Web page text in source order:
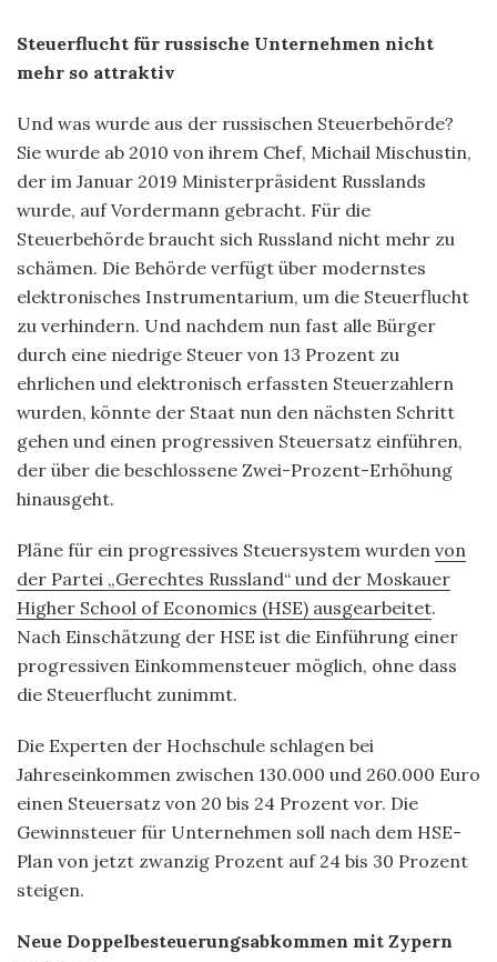
Steuerflucht für russische Unternehmen nicht
mehr so attraktiv
Und was wurde aus der russischen Steuerbehörde?
Sie wurde ab 2010 von ihrem Chef, Michail Mischustin,
der im Januar 2019 Ministerpräsident Russlands
wurde, auf Vordermann gebracht. Für die
Steuerbehörde braucht sich Russland nicht mehr zu
schämen. Die Behörde verfügt über modernstes
elektronisches Instrumentarium, um die Steuerflucht
zu verhindern. Und nachdem nun fast alle Bürger
durch eine niedrige Steuer von 13 Prozent zu
ehrlichen und elektronisch erfassten Steuerzahlern
wurden, könnte der Staat nun den nächsten Schritt
gehen und einen progressiven Steuersatz einführen,
der über die beschlossene Zwei-Prozent-Erhöhung
hinausgeht.
Pläne für ein progressives Steuersystem wurden von
der Partei „Gerechtes Russland“ und der Moskauer
Higher School of Economics (HSE) ausgearbeitet.
Nach Einschätzung der HSE ist die Einführung einer
progressiven Einkommensteuer möglich, ohne dass
die Steuerflucht zunimmt.
Die Experten der Hochschule schlagen bei
Jahreseinkommen zwischen 130.000 und 260.000 Euro
einen Steuersatz von 20 bis 24 Prozent vor. Die
Gewinnsteuer für Unternehmen soll nach dem HSE-
Plan von jetzt zwanzig Prozent auf 24 bis 30 Prozent
steigen.
Neue Doppelbesteuerungsabkommen mit Zypern